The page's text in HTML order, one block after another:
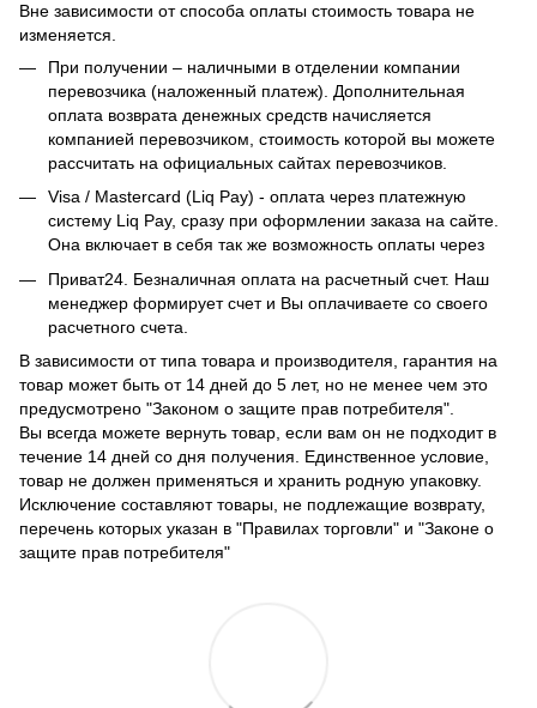
Вне зависимости от способа оплаты стоимость товара не
изменяется.
При получении – наличными в отделении компании
перевозчика (наложенный платеж). Дополнительная
оплата возврата денежных средств начисляется
компанией перевозчиком, стоимость которой вы можете
рассчитать на официальных сайтах перевозчиков.
Visa / Mastercard (Liq Pay) - оплата через платежную
систему Liq Pay, сразу при оформлении заказа на сайте.
Она включает в себя так же возможность оплаты через
Приват24. Безналичная оплата на расчетный счет. Наш
менеджер формирует счет и Вы оплачиваете со своего
расчетного счета.
В зависимости от типа товара и производителя, гарантия на
товар может быть от 14 дней до 5 лет, но не менее чем это
предусмотрено "Законом о защите прав потребителя".
Вы всегда можете вернуть товар, если вам он не подходит в
течение 14 дней со дня получения. Единственное условие,
товар не должен применяться и хранить родную упаковку.
Исключение составляют товары, не подлежащие возврату,
перечень которых указан в "Правилах торговли" и "Законе о
защите прав потребителя"